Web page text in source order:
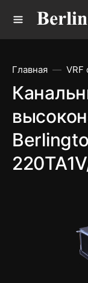
Главная VRF